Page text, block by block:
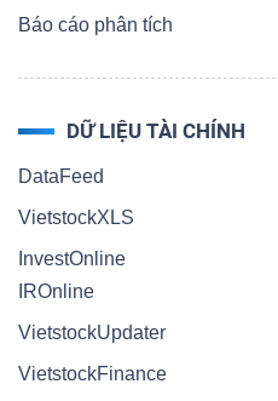
Báo cáo phân tích
DỮ LIỆU TÀI CHÍNH
DataFeed
VietstockXLS
InvestOnline
IROnline
VietstockUpdater
VietstockFinance